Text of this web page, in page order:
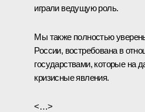
играли ведущую роль.
Мы также полностью
России, востребована в
государствами, которые на
кризисные явления.
<…>